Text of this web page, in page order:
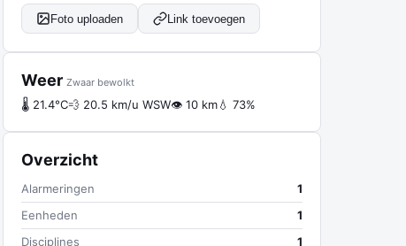
Foto uploaden Link toevoegen
Weer Zwaar bewolkt
🌡 21.4°C💨 20.5 km/u WSW👁 10 km💧 73%
Overzicht
Alarmeringen
1
Eenheden
1
Disciplines
1